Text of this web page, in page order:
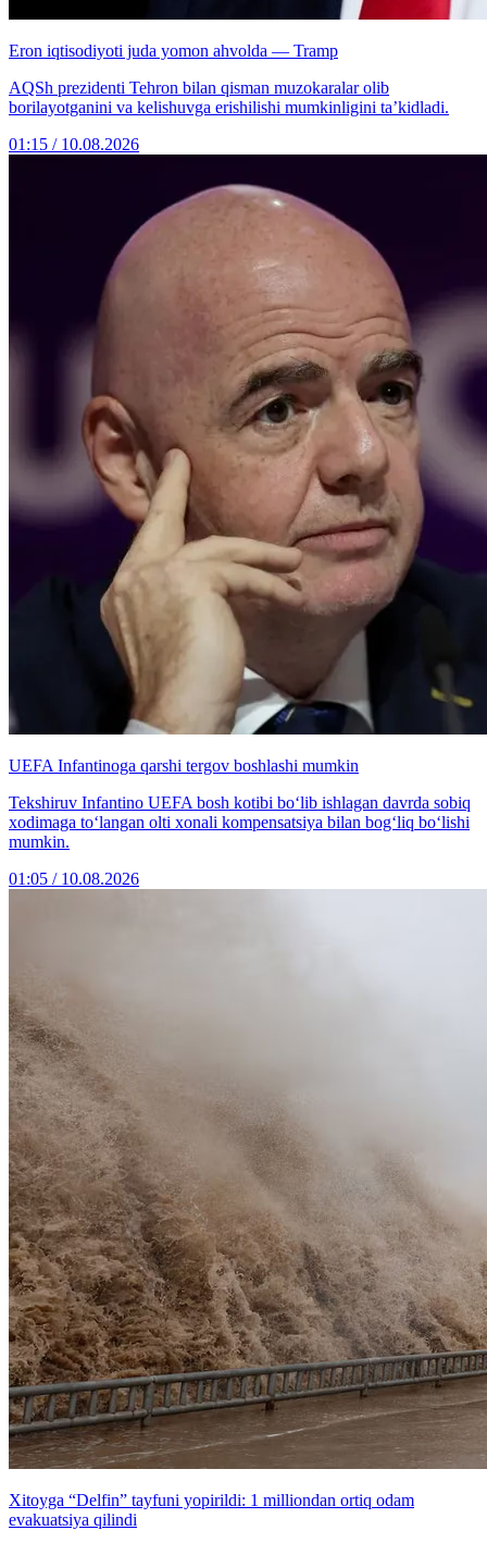
Eron iqtisodiyoti juda yomon ahvolda — Tramp
AQSh prezidenti Tehron bilan qisman muzokaralar olib
borilayotganini va kelishuvga erishilishi mumkinligini ta’kidladi.
01:15 / 10.08.2026
UEFA Infantinoga qarshi tergov boshlashi mumkin
Tekshiruv Infantino UEFA bosh kotibi bo‘lib ishlagan davrda sobiq
xodimaga to‘langan olti xonali kompensatsiya bilan bog‘liq bo‘lishi
mumkin.
01:05 / 10.08.2026
Xitoyga “Delfin” tayfuni yopirildi: 1 milliondan ortiq odam
evakuatsiya qilindi